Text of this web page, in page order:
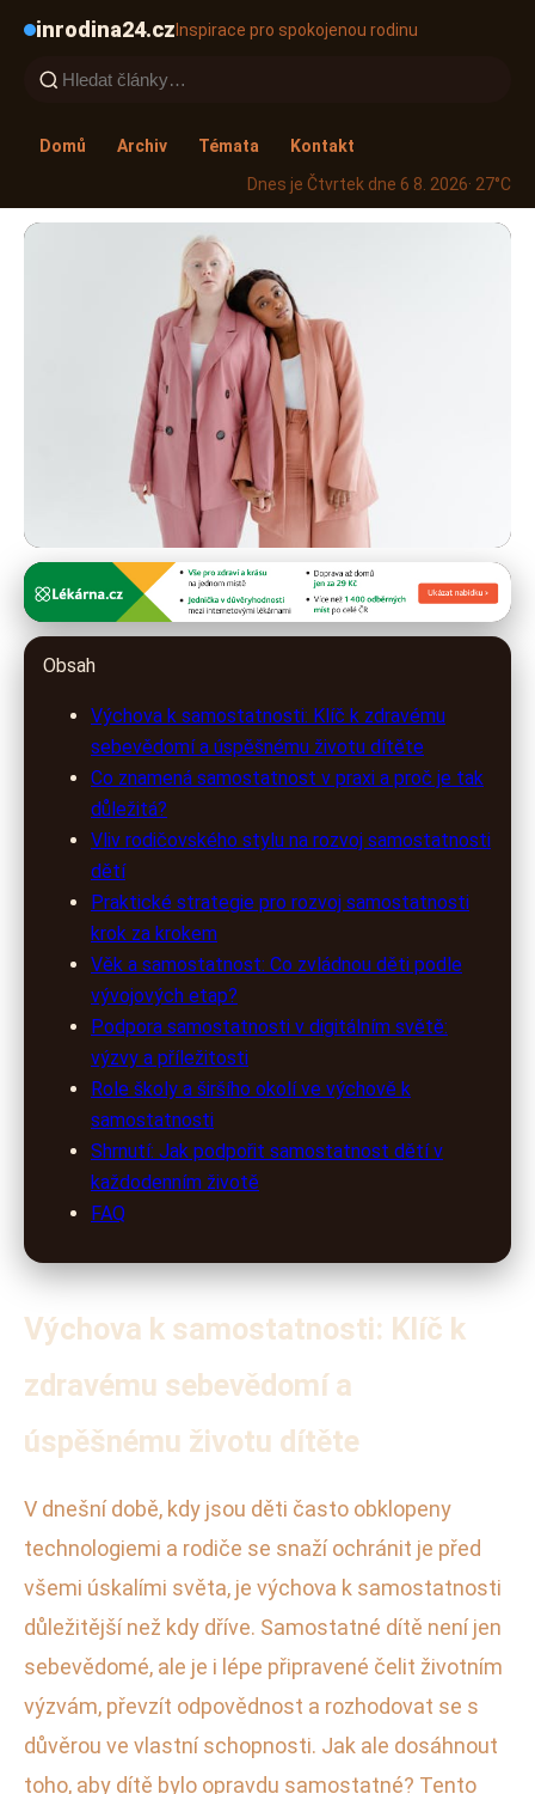
inrodina24.czInspirace pro spokojenou rodinu
Domů Archiv Témata
Kontakt
Dnes je Čtvrtek dne 6 8. 2026· 27°C
inrodina24.cz
Jak podpořit samostatnost dětí
11. 3. 2026 · 10 min čtení · Autor: Kateřina Novotná
Obsah
Výchova k samostatnosti: Klíč k zdravému
sebevědomí a úspěšnému životu dítěte
Co znamená samostatnost v praxi a proč je tak
důležitá?
Vliv rodičovského stylu na rozvoj samostatnosti
dětí
Praktické strategie pro rozvoj samostatnosti
krok za krokem
Věk a samostatnost: Co zvládnou děti podle
vývojových etap?
Podpora samostatnosti v digitálním světě:
výzvy a příležitosti
Role školy a širšího okolí ve výchově k
samostatnosti
Shrnutí: Jak podpořit samostatnost dětí v
každodenním životě
FAQ
Výchova k samostatnosti: Klíč k
zdravému sebevědomí a
úspěšnému životu dítěte
V dnešní době, kdy jsou děti často obklopeny
technologiemi a rodiče se snaží ochránit je před
všemi úskalími světa, je výchova k samostatnosti
důležitější než kdy dříve. Samostatné dítě není jen
sebevědomé, ale je i lépe připravené čelit životním
výzvám, převzít odpovědnost a rozhodovat se s
důvěrou ve vlastní schopnosti. Jak ale dosáhnout
toho, aby dítě bylo opravdu samostatné? Tento